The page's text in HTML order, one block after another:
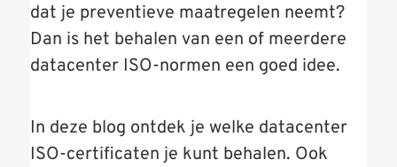
dat je preventieve maatregelen neemt?
Dan is het behalen van een of meerdere
datacenter ISO-normen een goed idee.
In deze blog ontdek je welke datacenter
ISO-certificaten je kunt behalen. Ook